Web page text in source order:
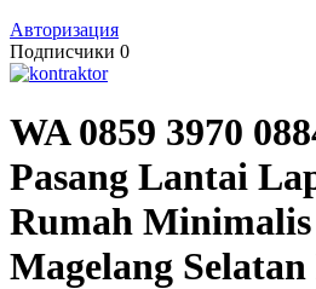
Авторизация
Подписчики 0
WA 0859 3970
Pasang Lantai
Rumah
Magelang